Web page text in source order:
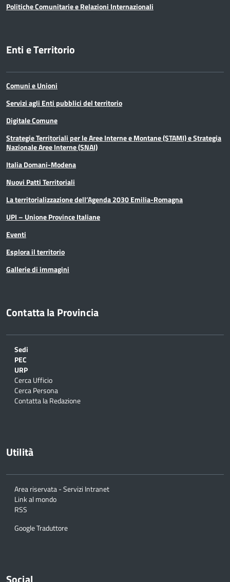
Politiche Comunitarie e Relazioni Internazionali
Enti e Territorio
Comuni e Unioni
Servizi agli Enti pubblici del territorio
Digitale Comune
Strategie Territoriali per le Aree Interne e Montane (STAMI) e Strategia
Nazionale Aree Interne (SNAI)
Italia Domani-Modena
Nuovi Patti Territoriali
La territorializzazione dell’Agenda 2030 Emilia-Romagna
UPI – Unione Province Italiane
Eventi
Esplora il territorio
Gallerie di immagini
Contatta la Provincia
Sedi
PEC
URP
Cerca Ufficio
Cerca Persona
Contatta la Redazione
Utilità
Area riservata - Servizi Intranet
Link al mondo
RSS
Google Traduttore